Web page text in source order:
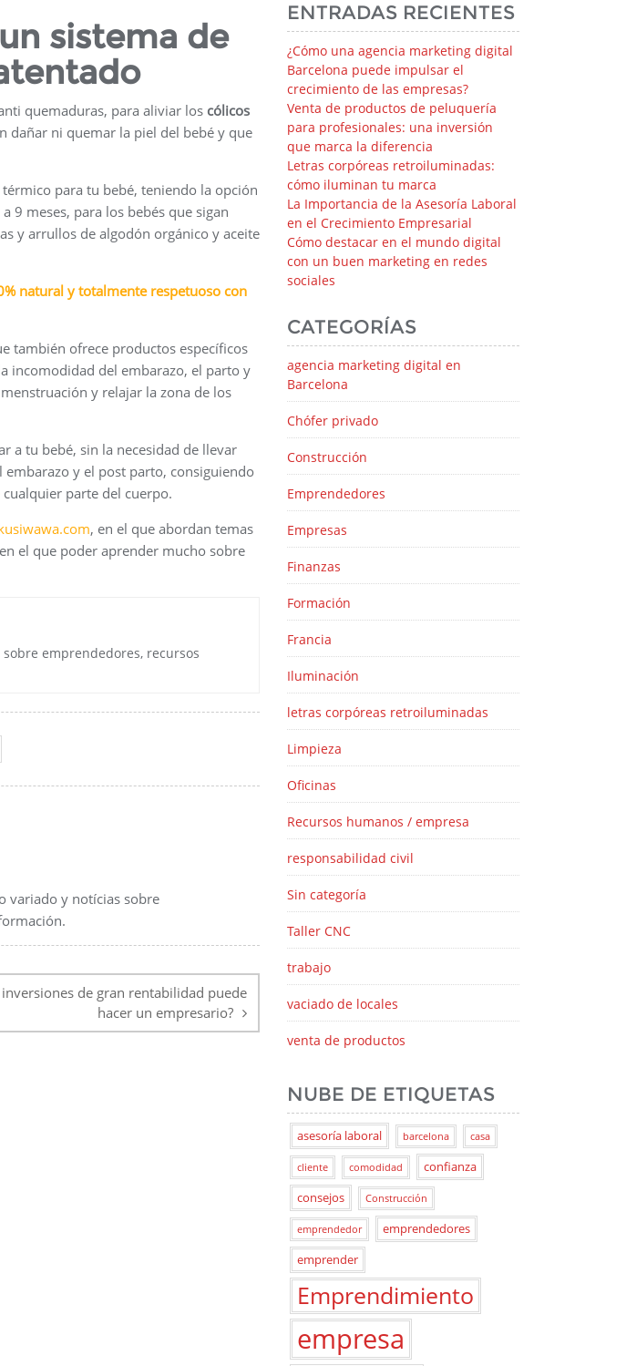
sistema de
quemaduras, para aliviar los cólicos
dañar ni quemar la piel del bebé y que
para tu bebé, teniendo la opción
9 meses, para los bebés que sigan
y arrullos de algodón orgánico y aceite
natural y totalmente respetuoso con
también ofrece productos específicos
incomodidad del embarazo, el parto y
y relajar la zona de los
a tu bebé, sin la necesidad de llevar
y el post parto, consiguiendo
parte del cuerpo.
, en el que abordan temas
el que poder aprender mucho sobre
emprendedores, recursos
variado y notícias sobre
de gran rentabilidad puede
hacer un empresario?
ENTRADAS RECIENTES
¿Cómo una agencia marketing digital
Barcelona puede impulsar el
crecimiento de las empresas?
Venta de productos de peluquería
para profesionales: una inversión
que marca la diferencia
Letras corpóreas retroiluminadas:
cómo iluminan tu marca
La Importancia de la Asesoría Laboral
en el Crecimiento Empresarial
Cómo destacar en el mundo digital
con un buen marketing en redes
sociales
CATEGORÍAS
agencia marketing digital en
Barcelona
Chófer privado
Construcción
Emprendedores
Empresas
Finanzas
Formación
Francia
Iluminación
letras corpóreas retroiluminadas
Limpieza
Oficinas
Recursos humanos / empresa
responsabilidad civil
Sin categoría
Taller CNC
trabajo
vaciado de locales
venta de productos
NUBE DE ETIQUETAS
asesoría laboral barcelona casa
cliente comodidad
confianza
consejos
Construcción
emprendedor
emprendedores
emprender
Emprendimiento
empresa